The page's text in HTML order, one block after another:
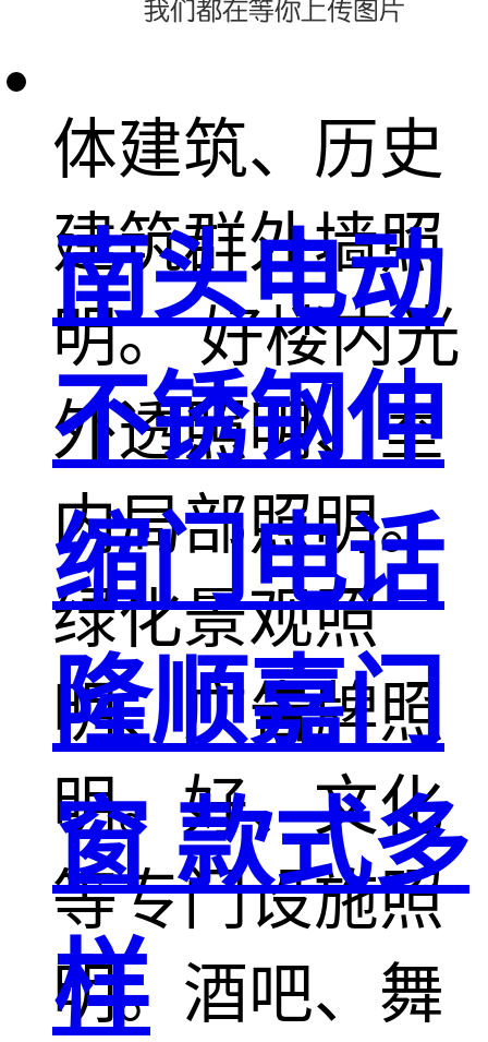
体建筑、历史
建筑群外墙照
明。 好楼内光
外透照明、室
内局部照明。
绿化景观照
明、广告牌照
明。好、文化
等专门设施照
明。酒吧、舞
南头电动
不锈钢伸
缩门电话
隆顺嘉门
窗 款式多
样